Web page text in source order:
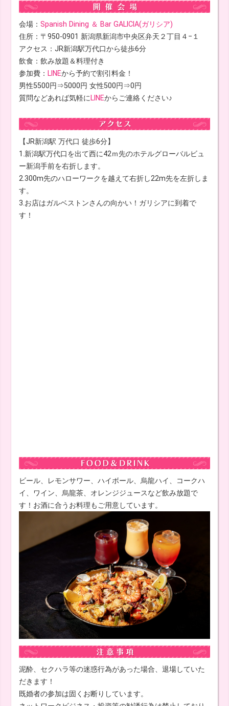
会場：Spanish Dining ＆ Bar GALICIA(ガリシア)
住所：〒950-0901 新潟県新潟市中央区弁天２丁目４−１
アクセス：JR新潟駅万代口から徒歩6分
飲食：飲み放題＆料理付き
参加費： LINEから予約で割引料金！
男性5500円⇒5000円 女性500円⇒0円
質問などあれば気軽にLINEからご連絡ください♪
【JR新潟駅 万代口 徒歩6分】
1.新潟駅万代口を出て西に42ｍ先のホテルグローバルビュ
ー新潟手前を右折します。
2.300m先のハローワークを越えて右折し22m先を左折しま
す。
3.お店はガルベストンさんの向かい！ガリシアに到着で
す！
ビール、レモンサワー、ハイボール、烏龍ハイ、コークハ
イ、ワイン、烏龍茶、オレンジジュースなど飲み放題で
す！お酒に合うお料理もご用意しています。
泥酔、セクハラ等の迷惑行為があった場合、退場していた
だきます！
既婚者の参加は固くお断りしています。